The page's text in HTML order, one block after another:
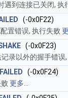
遇到连接已关闭, 执
(-0x0F22)
置错误, 执行失败
(-0x0F23)
录以外的握手错
(-0x0F24)
更多...